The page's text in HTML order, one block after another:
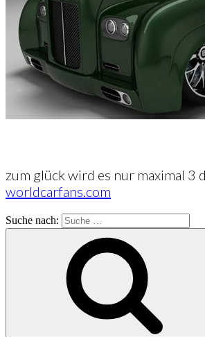
zum glück wird es nur maximal 3
worldcarfans.com
Suche nach: